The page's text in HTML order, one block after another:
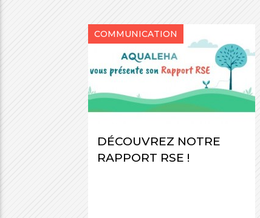
COMMUNICATION
DÉCOUVREZ NOTRE
RAPPORT RSE !